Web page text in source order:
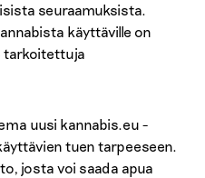
seuraamuksista.
käyttäville on
tarkoitettuja
uusi kannabis.eu -
tuen tarpeeseen.
josta voi saada apua